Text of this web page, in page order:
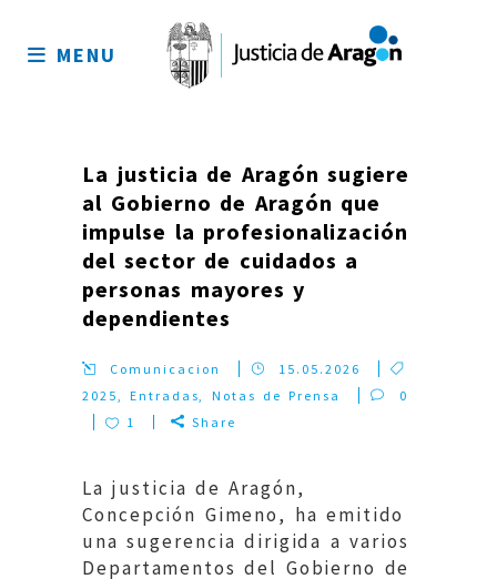
sitio
MENU
La justicia de Aragón sugiere
al Gobierno de Aragón que
impulse la profesionalización
del sector de cuidados a
personas mayores y
dependientes
Comunicacion
15.05.2026
2025,Entradas, Notas de Prensa
0
1
Share
La justicia de Aragón,
Concepción Gimeno, ha emitido
una sugerencia dirigida a varios
Departamentos del Gobierno de